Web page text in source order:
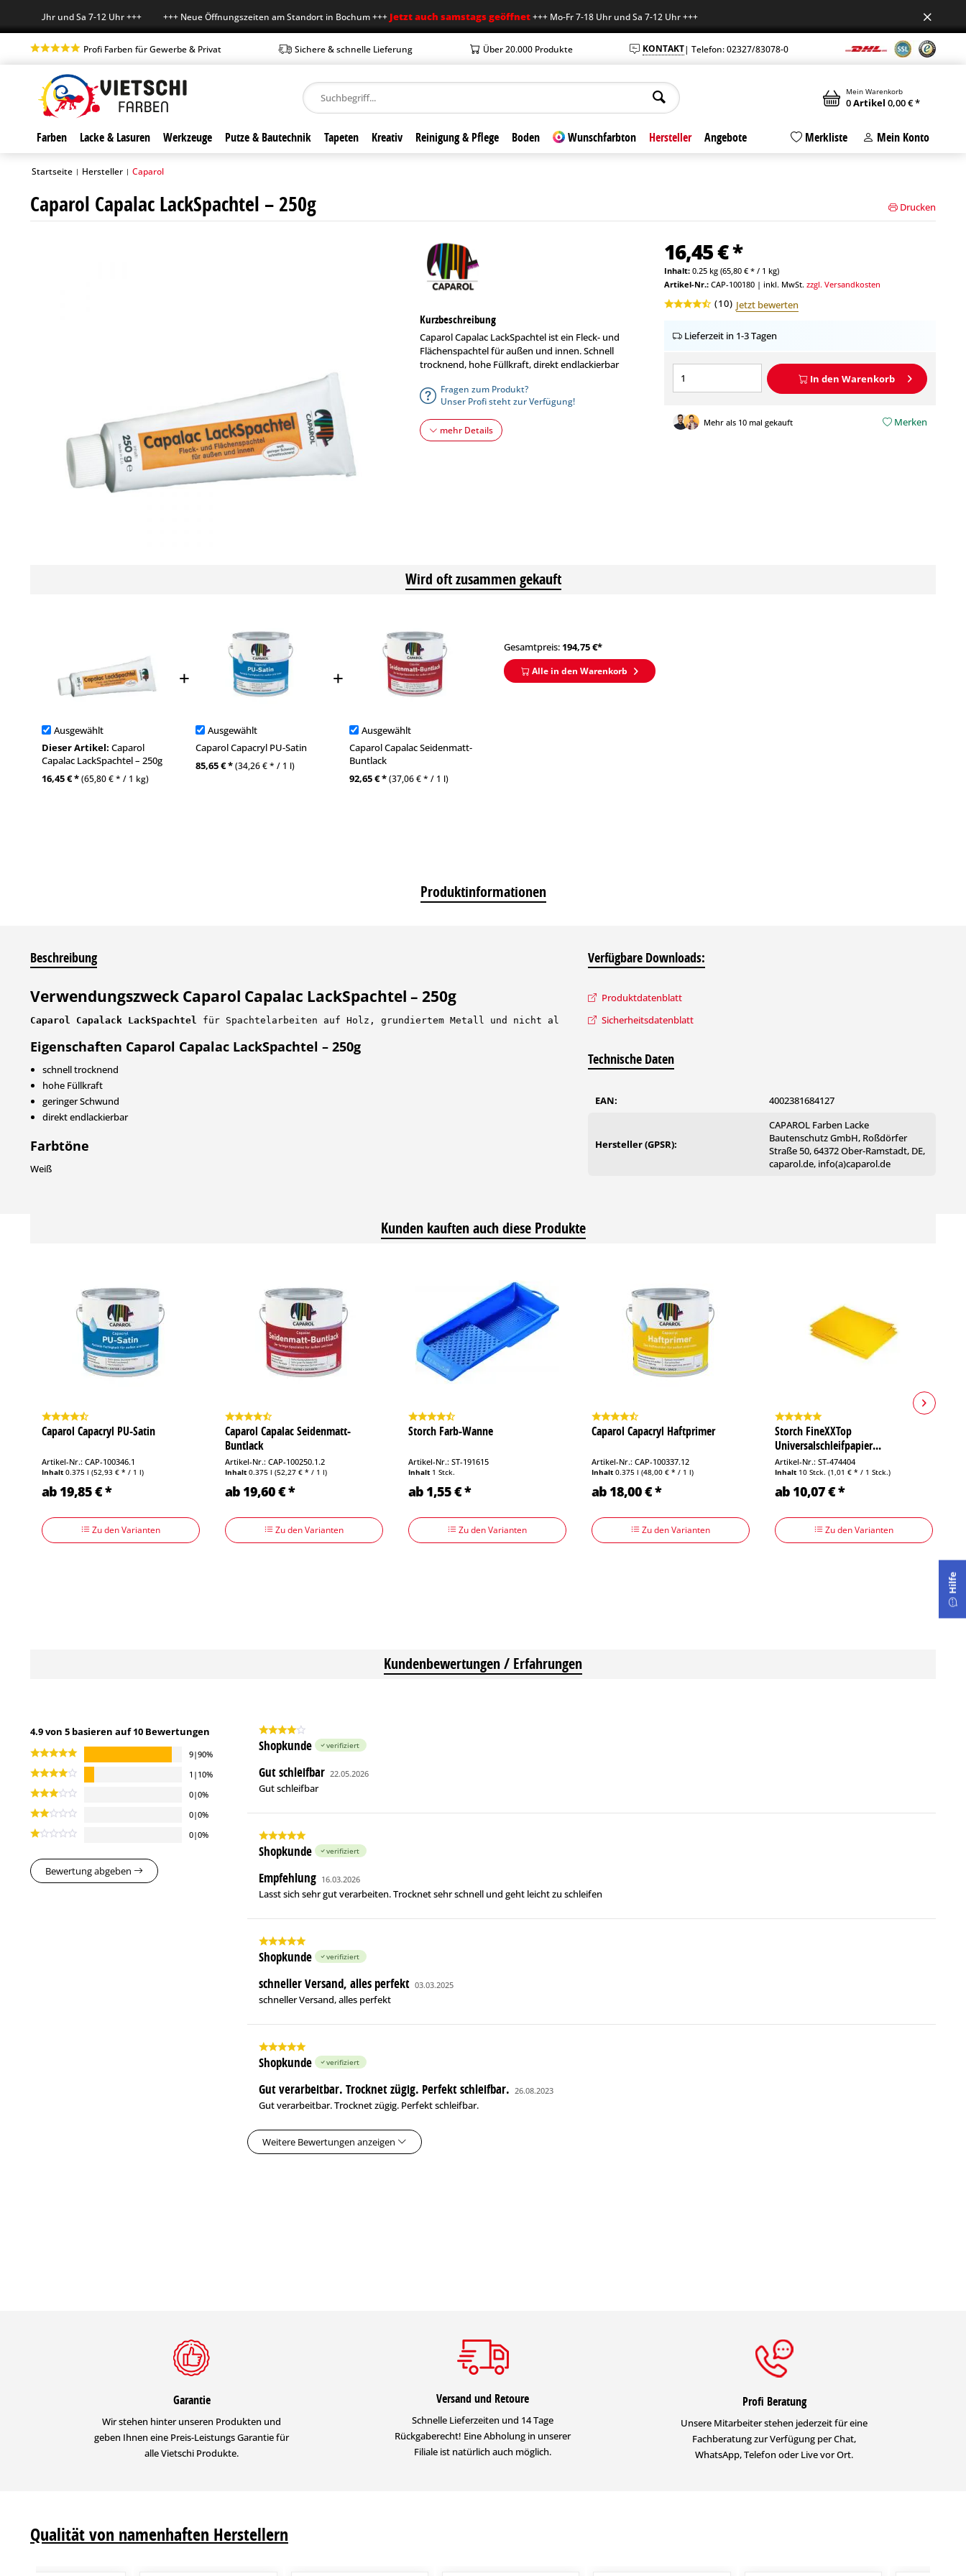
18 Uhr und Sa 7-12 Uhr +++ +++ Neue Öffnungszeiten am Standort in Bochum +++Jetzt auch samstags geöffnet+++ Mo-Fr 7-18 Uhr und Sa 7-12 Uhr +++
Profi Farben für Gewerbe & Privat Sichere & schnelle Lieferung Über 20.000 Produkte KONTAKT| Telefon: 02327/83078-0
Mein Warenkorb
0Artikel 0,00 € *
Farben Lacke & Lasuren Werkzeuge Putze & Bautechnik Tapeten Kreativ Reinigung & Pflege Boden Wunschfarbton Hersteller Angebote Merkliste Mein Konto
Startseite | Hersteller | Caparol
Caparol Capalac LackSpachtel – 250g Drucken
Kurzbeschreibung
Caparol Capalac LackSpachtel ist ein Fleck- und
Flächenspachtel für außen und innen. Schnell
trocknend, hohe Füllkraft, direkt endlackierbar
Fragen zum Produkt?
Unser Profi steht zur Verfügung!
mehr Details
16,45 € *
Inhalt: 0.25 kg (65,80 € * / 1 kg)
Artikel-Nr.: CAP-100180| inkl. MwSt. zzgl. Versandkosten
(10) Jetzt bewerten
Lieferzeit in 1-3 Tagen
In den Warenkorb
Mehr als 10 mal gekauft Merken
Wird oft zusammen gekauft
Ausgewählt
Dieser Artikel: Caparol
Capalac LackSpachtel – 250g
16,45 € *(65,80 € * / 1 kg)
Ausgewählt
Caparol Capacryl PU-Satin
85,65 € *(34,26 € * / 1 l)
Ausgewählt
Caparol Capalac Seidenmatt-
Buntlack
92,65 € *(37,06 € * / 1 l)
Gesamtpreis: 194,75€*
Alle in den Warenkorb
Produktinformationen
Beschreibung
Verwendungszweck Caparol Capalac LackSpachtel – 250g
Caparol Capalack LackSpachtel für Spachtelarbeiten auf Holz, grundiertem Metall und nicht alkalischen Putzen geeignet. Anwendbar im Außen- und Innenbereich.
Eigenschaften Caparol Capalac LackSpachtel – 250g
schnell trocknend
hohe Füllkraft
geringer Schwund
direkt endlackierbar
Farbtöne
Weiß
Verfügbare Downloads:
Produktdatenblatt
Sicherheitsdatenblatt
Technische Daten
EAN: 4002381684127
Hersteller (GPSR):
CAPAROL Farben Lacke
Bautenschutz GmbH, Roßdörfer
Straße 50, 64372 Ober-Ramstadt, DE,
caparol.de, info(a)caparol.de
Kunden kauften auch diese Produkte
Caparol Capacryl PU-Satin
Artikel-Nr.: CAP-100346.1
Inhalt 0.375 l (52,93 € * / 1 l)
ab 19,85 € *
Zu den Varianten
Caparol Capalac Seidenmatt-
Buntlack
Artikel-Nr.: CAP-100250.1.2
Inhalt 0.375 l (52,27 € * / 1 l)
ab 19,60 € *
Zu den Varianten
Storch Farb-Wanne
Artikel-Nr.: ST-191615
Inhalt 1 Stck.
ab 1,55 € *
Zu den Varianten
Caparol Capacryl Haftprimer
Artikel-Nr.: CAP-100337.12
Inhalt 0.375 l (48,00 € * / 1 l)
ab 18,00 € *
Zu den Varianten
Storch FineXXTop
Universalschleifpapier...
Artikel-Nr.: ST-474404
Inhalt 10 Stck. (1,01 € * / 1 Stck.)
ab 10,07 € *
Zu den Varianten
Kundenbewertungen / Erfahrungen
4.9 von 5 basieren auf 10 Bewertungen
9|90%
1|10%
0|0%
0|0%
0|0%
Bewertung abgeben
Shopkunde verifiziert
Gut schleifbar 22.05.2026
Gut schleifbar
Shopkunde verifiziert
Empfehlung 16.03.2026
Lasst sich sehr gut verarbeiten. Trocknet sehr schnell und geht leicht zu schleifen
Shopkunde verifiziert
schneller Versand, alles perfekt 03.03.2025
schneller Versand, alles perfekt
Shopkunde verifiziert
Gut verarbeitbar. Trocknet zügig. Perfekt schleifbar. 26.08.2023
Gut verarbeitbar. Trocknet zügig. Perfekt schleifbar.
Weitere Bewertungen anzeigen
Garantie
Wir stehen hinter unseren Produkten und
geben Ihnen eine Preis-Leistungs Garantie für
alle Vietschi Produkte.
Versand und Retoure
Schnelle Lieferzeiten und 14 Tage
Rückgaberecht! Eine Abholung in unserer
Filiale ist natürlich auch möglich.
Profi Beratung
Unsere Mitarbeiter stehen jederzeit für eine
Fachberatung zur Verfügung per Chat,
WhatsApp, Telefon oder Live vor Ort.
Qualität von namenhaften Herstellern
Hilfe